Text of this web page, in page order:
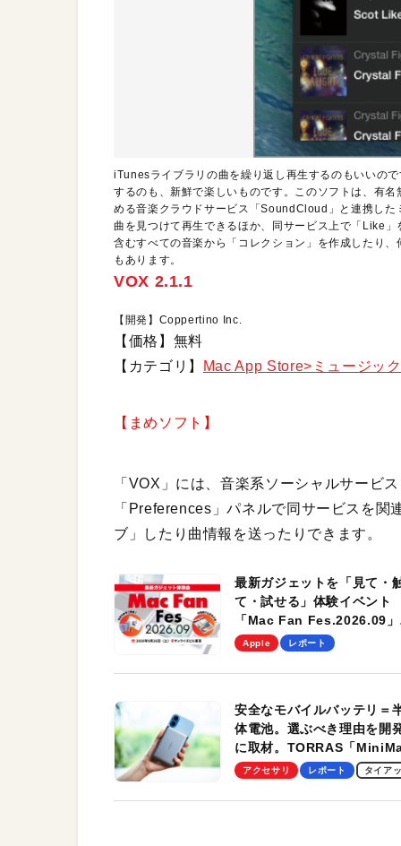
iTunesライブラリの曲を繰り返し再生するのもいいの
するのも、新鮮で楽しいものです。このソフトは、有
める音楽クラウドサービス「SoundCloud」と連携し
曲を見つけて再生できるほか、同サービス上で「Like
含むすべての音楽から「コレクション」を作成したり
もあります。
VOX 2.1.1
【開発】Coppertino Inc.
【価格】無料
【カテゴリ】
Mac App Store>ミュージック
【まめソフト】
「VOX」には、音楽系ソーシャルサービ
「Preferences」パネルで同サービスを
ブ」したり曲情報を送ったりできます。
最新ガジェットを「見て・
て・試せる」体験イベント
「Mac Fan Fes.2026.09」
を、9月26日（土）に開催
Apple レポート
安全なモバイルバッテリ＝
体電池。選ぶべき理由を開
に取材。TORRAS「
Pro」の実機レビューも
アクセサリ レポート タイア